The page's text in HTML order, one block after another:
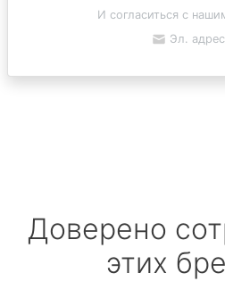
И согласиться с
Эл.
Доверено
этих